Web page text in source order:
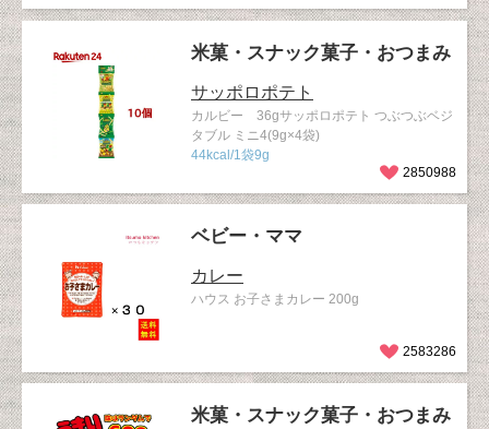
米菓・スナック菓子・おつまみ
サッポロポテト
カルビー 36gサッポロポテト つぶつぶベジ
タブル ミニ4(9g×4袋)
44kcal/1袋9g
2850988
ベビー・ママ
カレー
ハウス お子さまカレー 200g
2583286
米菓・スナック菓子・おつまみ